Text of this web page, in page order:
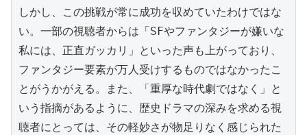
しかし、この挑戦が常に成功を収めていたわけではな
い。一部の視聴者からは「SFやファンタジーが嫌いな
私には、正直ガッカリ」といった声も上がっており、
ファンタジー要素が万人受けするものではなかったこ
とがうかがえる。また、「重厚な時代劇ではなく」と
いう指摘があるように、歴史ドラマの深みを求める視
聴者にとっては、その軽妙さが物足りなく感じられた